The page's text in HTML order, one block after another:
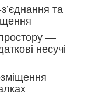
та
—
несучі